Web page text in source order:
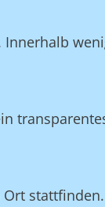
Ort stattfinden.